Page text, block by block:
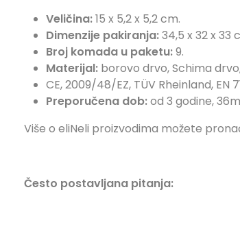
Veličina:15 x 5,2 x 5,2 cm.
Dimenzije pakiranja:34,5 x 32 x 33
Broj komada u paketu:9.
Materijal: borovo drvo, Schima
CE, 2009/48/EZ, TÜV Rheinland, EN
Preporučena dob:od 3 godine,
Više o eliNeli proizvodima možete
Često postavljana pitanja: